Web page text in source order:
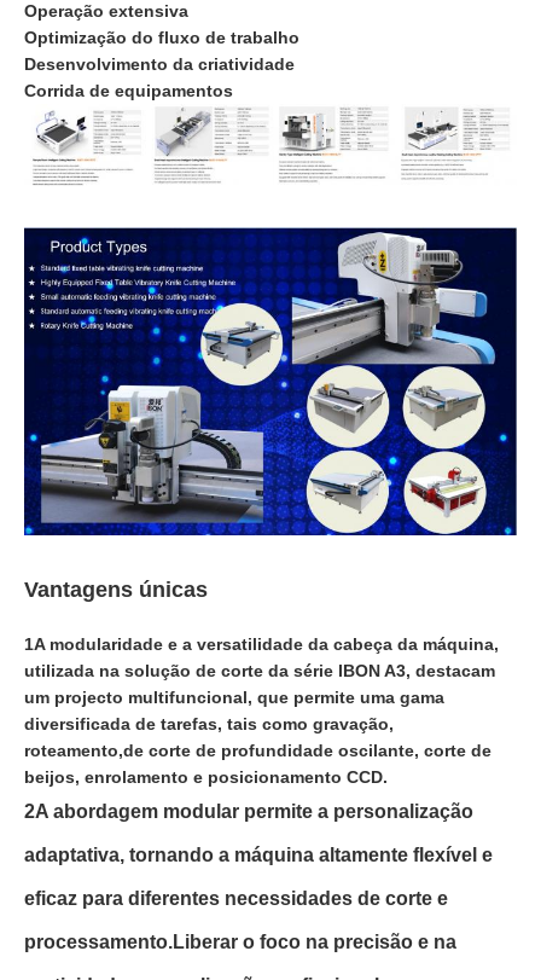
Operação extensiva
Optimização do fluxo de trabalho
Desenvolvimento da criatividade
Corrida de equipamentos
Vantagens únicas
1A modularidade e a versatilidade da cabeça da máquina,
utilizada na solução de corte da série IBON A3, destacam
um projecto multifuncional, que permite uma gama
diversificada de tarefas, tais como gravação,
roteamento,de corte de profundidade oscilante, corte de
beijos, enrolamento e posicionamento CCD.
2A abordagem modular permite a personalização
adaptativa, tornando a máquina altamente flexível e
eficaz para diferentes necessidades de corte e
processamento.Liberar o foco na precisão e na